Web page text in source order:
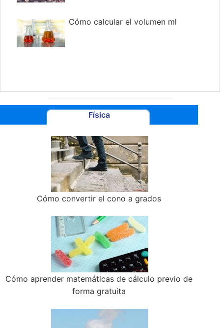
Cómo calcular el volumen ml
Física
Cómo convertir el cono a grados
Cómo aprender matemáticas de cálculo previo de
forma gratuita